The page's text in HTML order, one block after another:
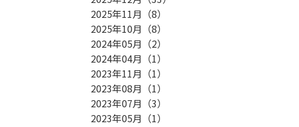
2025年11月 （8）
2025年10月 （8）
2024年05月 （2）
2024年04月 （1）
2023年11月 （1）
2023年08月 （1）
2023年07月 （3）
2023年05月 （1）